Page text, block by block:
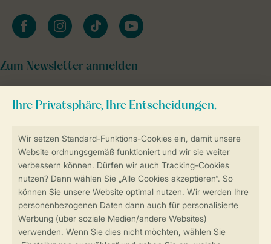
Sicher und schnell zur Online-Buchung
Sichere Datenübertragung
Sicheres Bezahlen
facebookinstagramtiktok youtube
Zum Newsletter anmelden